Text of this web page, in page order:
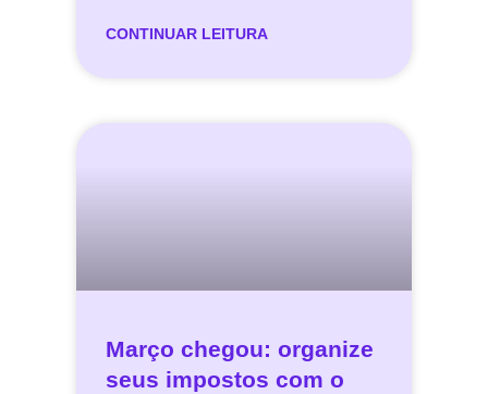
CONTINUAR LEITURA
Março chegou: organize
seus impostos com o